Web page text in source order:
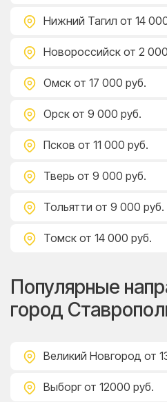
Нижний Тагил от 14
Новороссийск от 2
Омск от 17 000 руб.
Орск от 9 000 руб.
Псков от 11 000 руб.
Тверь от 9 000 руб.
Тольятти от 9 000 руб.
Томск от 14 000 руб.
Популярные
город
Великий Новгород от
Выборг от 12000 руб.